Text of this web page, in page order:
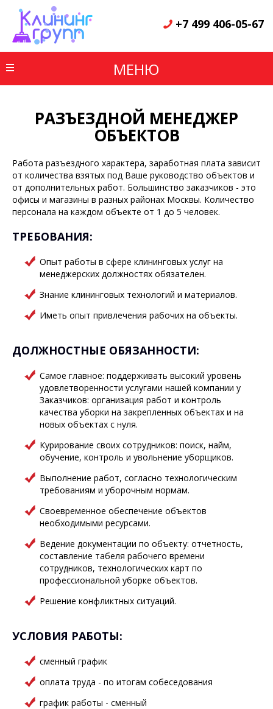
+7 499 406-05-67
МЕНЮ
РАЗЪЕЗДНОЙ МЕНЕДЖЕР
ОБЪЕКТОВ
Работа разъездного характера, заработная плата зависит
от количества взятых под Ваше руководство объектов и
от дополнительных работ. Большинство заказчиков - это
офисы и магазины в разных районах Москвы. Количество
персонала на каждом объекте от 1 до 5 человек.
ТРЕБОВАНИЯ:
Опыт работы в сфере клининговых услуг на
менеджерских должностях обязателен.
Знание клининговых технологий и материалов.
Иметь опыт привлечения рабочих на объекты.
ДОЛЖНОСТНЫЕ ОБЯЗАННОСТИ:
Самое главное: поддерживать высокий уровень
удовлетворенности услугами нашей компании у
Заказчиков: организация работ и контроль
качества уборки на закрепленных объектах и на
новых объектах с нуля.
Курирование своих сотрудников: поиск, найм,
обучение, контроль и увольнение уборщиков.
Выполнение работ, согласно технологическим
требованиям и уборочным нормам.
Своевременное обеспечение объектов
необходимыми ресурсами.
Ведение документации по объекту: отчетность,
составление табеля рабочего времени
сотрудников, технологических карт по
профессиональной уборке объектов.
Решение конфликтных ситуаций.
УСЛОВИЯ РАБОТЫ:
сменный график
оплата труда - по итогам собеседования
график работы - сменный